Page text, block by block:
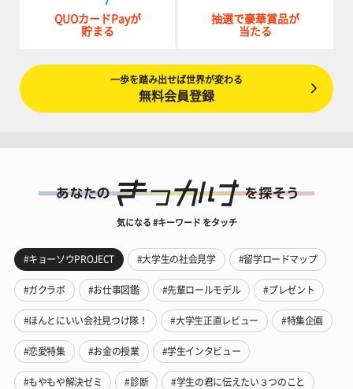
QUOカードPayが
貯まる
抽選で豪華賞品が
当たる
一歩を踏み出せば世界が変わる
無料会員登録
気になる #キーワード をタッチ
#キョーソウPROJECT #大学生の社会見学 #留学ロードマップ
#ガクラボ #お仕事図鑑 #先輩ロールモデル #プレゼント
#ほんとにいい会社見つけ隊！ #大学生正直レビュー #特集企画
#恋愛特集 #お金の授業 #学生インタビュー
#もやもや解決ゼミ #診断 #学生の君に伝えたい３つのこと